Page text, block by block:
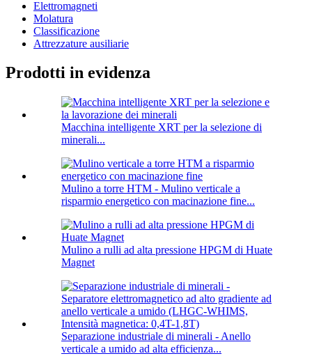
Elettromagneti
Molatura
Classificazione
Attrezzature ausiliarie
Prodotti in evidenza
Macchina intelligente XRT per la selezione di
minerali...
Mulino a torre HTM - Mulino verticale a
risparmio energetico con macinazione fine...
Mulino a rulli ad alta pressione HPGM di Huate
Magnet
Separazione industriale di minerali - Anello
verticale a umido ad alta efficienza...